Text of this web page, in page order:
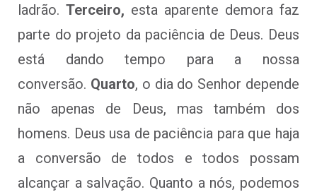
ladrão. Terceiro, esta aparente demora faz
parte do projeto da paciência de Deus. Deus
está dando tempo para a nossa
conversão. Quarto, o dia do Senhor depende
não apenas de Deus, mas também dos
homens. Deus usa de paciência para que haja
a conversão de todos e todos possam
alcançar a salvação. Quanto a nós, podemos